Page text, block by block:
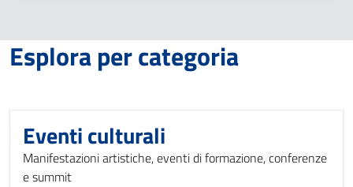
Esplora per categoria
Eventi culturali
Manifestazioni artistiche, eventi di formazione, conferenze
e summit